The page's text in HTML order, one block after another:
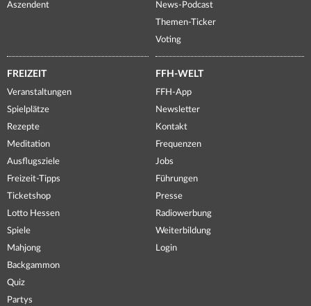
Aszendent
News-Podcast
Themen-Ticker
Voting
FREIZEIT
Veranstaltungen
Spielplätze
Rezepte
Meditation
Ausflugsziele
Freizeit-Tipps
Ticketshop
Lotto Hessen
Spiele
Mahjong
Backgammon
Quiz
Partys
FFH-WELT
FFH-App
Newsletter
Kontakt
Frequenzen
Jobs
Führungen
Presse
Radiowerbung
Weiterbildung
Login